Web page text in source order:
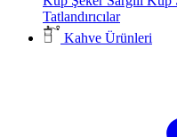
Tatlandırıcılar
Kahve Ürünleri